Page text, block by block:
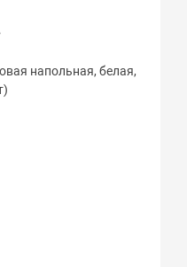
напольная, белая,